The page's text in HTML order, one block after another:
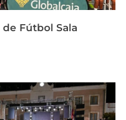
Fútbol Sala